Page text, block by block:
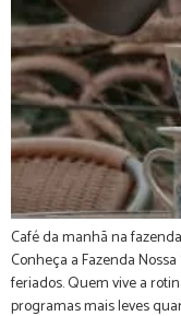
Café da manhã na
Conheça a Fazenda
feriados. Quem vive a
programas mais leves